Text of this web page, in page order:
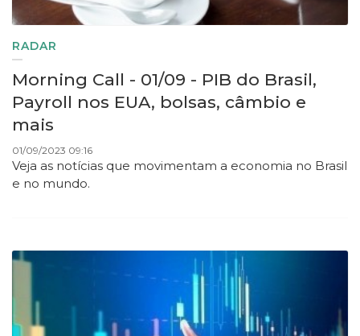
RADAR
Morning Call - 01/09 - PIB do Brasil,
Payroll nos EUA, bolsas, câmbio e
mais
01/09/2023 09:16
Veja as notícias que movimentam a economia no Brasil
e no mundo.